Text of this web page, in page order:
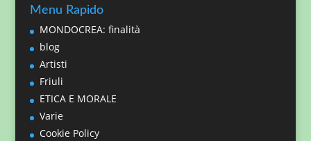
Menu Rapido
MONDOCREA: finalità
blog
Artisti
Friuli
ETICA E MORALE
Varie
Cookie Policy